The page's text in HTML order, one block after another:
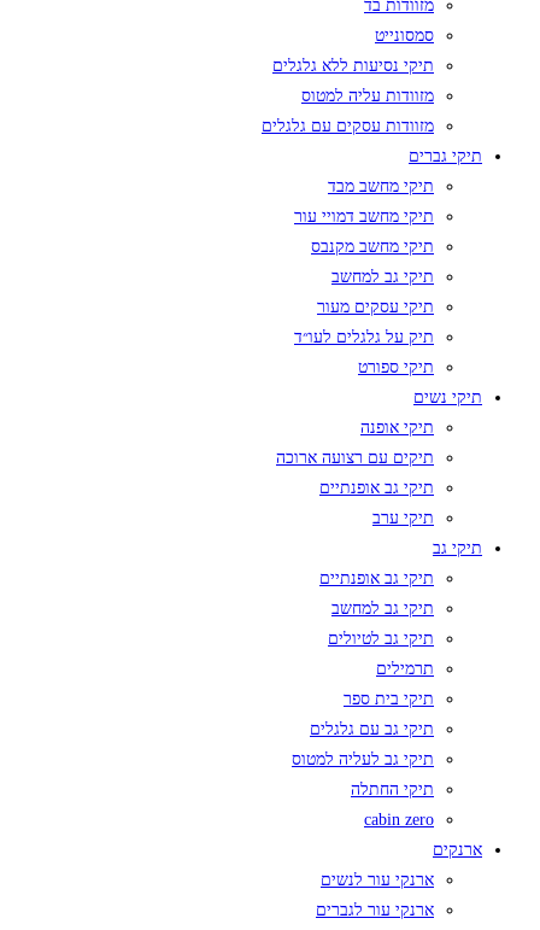
מזוודות בד
סמסונייט
תיקי נסיעות ללא גלגלים
מזוודות עליה למטוס
מזוודות עסקים עם גלגלים
תיקי גברים
תיקי מחשב מבד
תיקי מחשב דמויי עור
תיקי מחשב מקנבס
תיקי גב למחשב
תיקי עסקים מעור
תיק על גלגלים לעו״ד
תיקי ספורט
תיקי נשים
תיקי אופנה
תיקים עם רצועה ארוכה
תיקי גב אופנתיים
תיקי ערב
תיקי גב
תיקי גב אופנתיים
תיקי גב למחשב
תיקי גב לטיולים
תרמילים
תיקי בית ספר
תיקי גב עם גלגלים
תיקי גב לעליה למטוס
תיקי החתלה
cabin zero
ארנקים
ארנקי עור לנשים
ארנקי עור לגברים